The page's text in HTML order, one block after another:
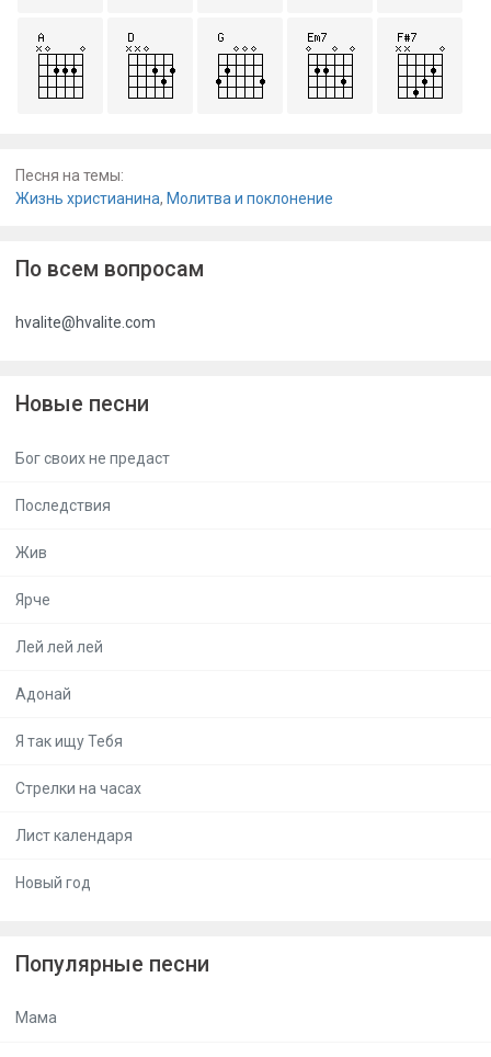
Песня на темы:
Жизнь христианина, Молитва и поклонение
По всем вопросам
hvalite@hvalite.com
Новые песни
Бог своих не предаст
Последствия
Жив
Ярче
Лей лей лей
Адонай
Я так ищу Тебя
Стрелки на часах
Лист календаря
Новый год
Популярные песни
Мама